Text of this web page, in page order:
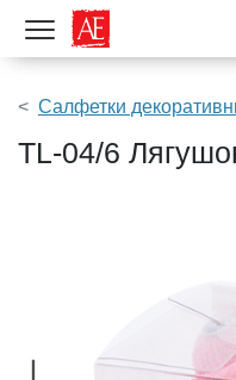
Показать меню
Салфетки
TL-04/6